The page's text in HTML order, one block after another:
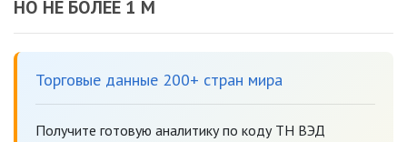
НО НЕ БОЛЕЕ 1 М
Торговые данные 200+ стран мира
Получите готовую аналитику по коду ТН ВЭД